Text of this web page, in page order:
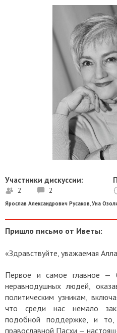
Участники дискуссии:
2 2
Ярослав Александрович Русаков Уна
Пришло письмо от Иветы:
«Здравствуйте, уважаемая
Первое и самое главное —
неравнодушных людей,
политическим узникам,
что среди нас немало
подобной поддержке, и
православной Пасхи —